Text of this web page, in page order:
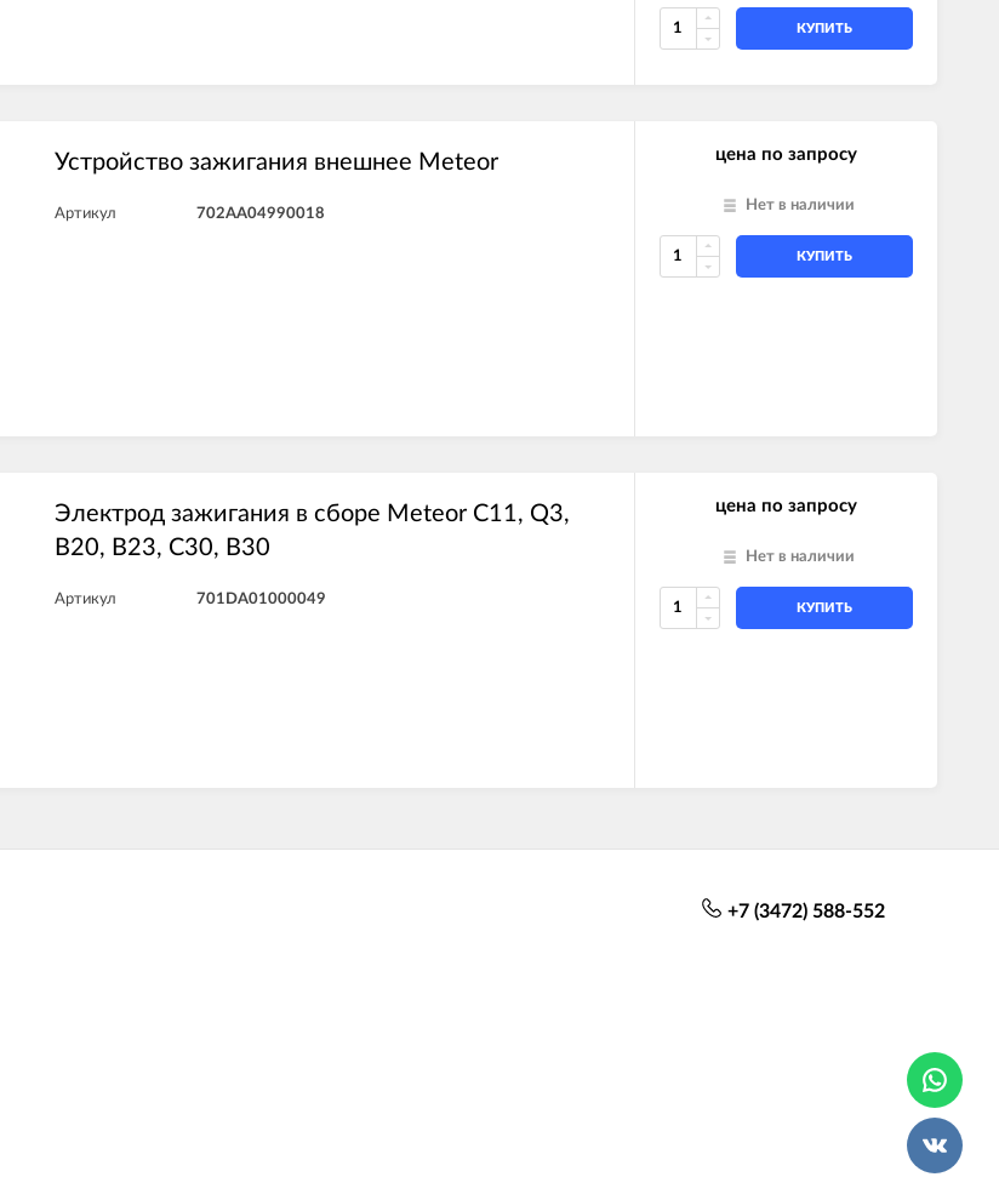
КУПИТЬ
Устройство зажигания внешнее Meteor
Артикул 702AA04990018
цена по запросу
Нет в наличии
КУПИТЬ
Электрод зажигания в сборе Meteor C11, Q3,
B20, B23, C30, B30
Артикул 701DA01000049
цена по запросу
Нет в наличии
КУПИТЬ
+7 (3472) 588-552